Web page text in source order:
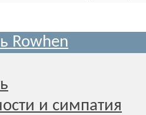
Rowhen
и симпатия